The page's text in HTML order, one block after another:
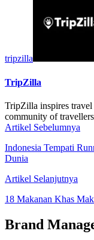
tripzilla
TripZilla
TripZilla inspires
community of
Artikel Sebelumnya
Indonesia Tempati
Dunia
Artikel Selanjutnya
18 Makanan Khas
Brand